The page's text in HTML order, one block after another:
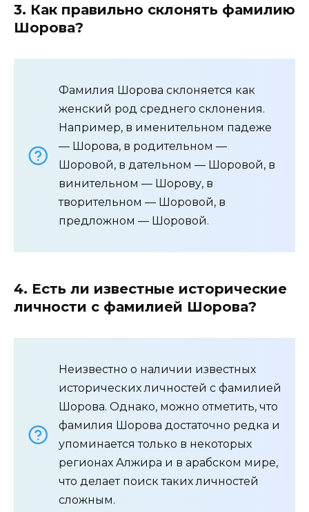
3. Как правильно склонять фамилию
Шорова?
Фамилия Шорова склоняется как
женский род среднего склонения.
Например, в именительном падеже
— Шорова, в родительном —
Шоровой, в дательном — Шоровой, в
винительном — Шорову, в
творительном — Шоровой, в
предложном — Шоровой.
4. Есть ли известные исторические
личности с фамилией Шорова?
Неизвестно о наличии известных
исторических личностей с фамилией
Шорова. Однако, можно отметить, что
фамилия Шорова достаточно редка и
упоминается только в некоторых
регионах Алжира и в арабском мире,
что делает поиск таких личностей
сложным.